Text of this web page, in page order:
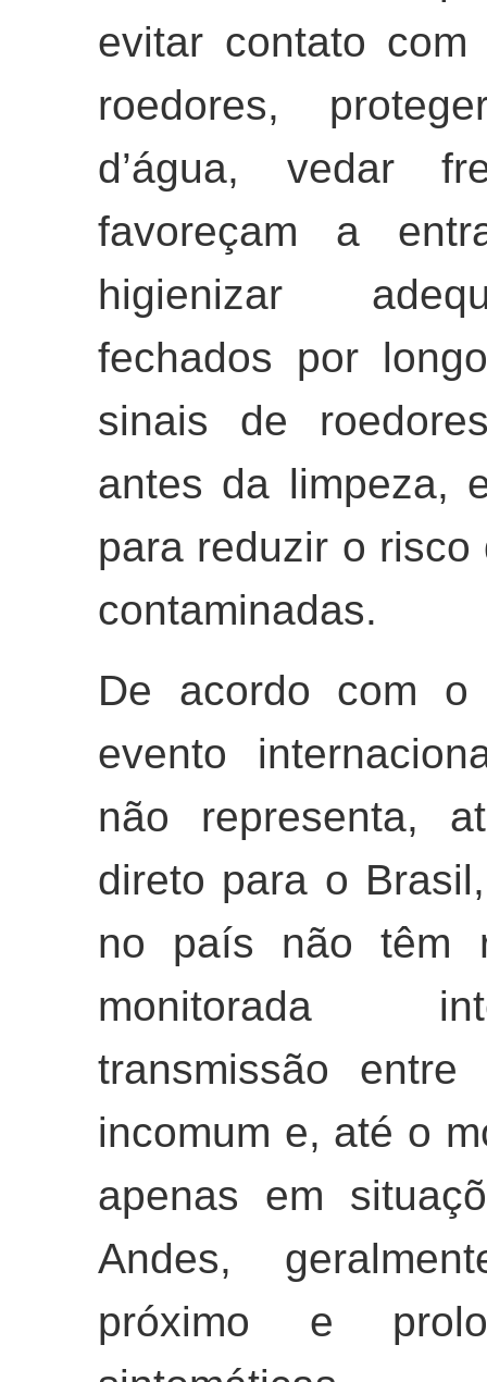
evitar contato
roedores,
d’água, vedar
favoreçam a
higienizar
fechados por
sinais de
antes da limpeza,
para reduzir o
contaminadas.
De acordo com
evento
não representa,
direto para o
no país não têm
monitorada
transmissão
incomum e, até o
apenas em
Andes,
próximo e